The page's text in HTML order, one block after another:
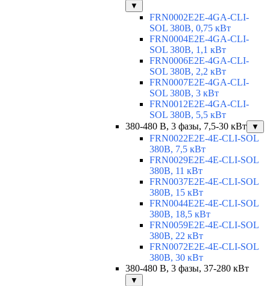
▼
FRN0002E2E-4GA-CLI-
SOL 380В, 0,75 кВт
FRN0004E2E-4GA-CLI-
SOL 380В, 1,1 кВт
FRN0006E2E-4GA-CLI-
SOL 380В, 2,2 кВт
FRN0007E2E-4GA-CLI-
SOL 380В, 3 кВт
FRN0012E2E-4GA-CLI-
SOL 380В, 5,5 кВт
380-480 В, 3 фазы, 7,5-30 кВт
▼
FRN0022E2E-4E-CLI-SOL
380В, 7,5 кВт
FRN0029E2E-4E-CLI-SOL
380В, 11 кВт
FRN0037E2E-4E-CLI-SOL
380В, 15 кВт
FRN0044E2E-4E-CLI-SOL
380В, 18,5 кВт
FRN0059E2E-4E-CLI-SOL
380В, 22 кВт
FRN0072E2E-4E-CLI-SOL
380В, 30 кВт
380-480 В, 3 фазы, 37-280 кВт
▼